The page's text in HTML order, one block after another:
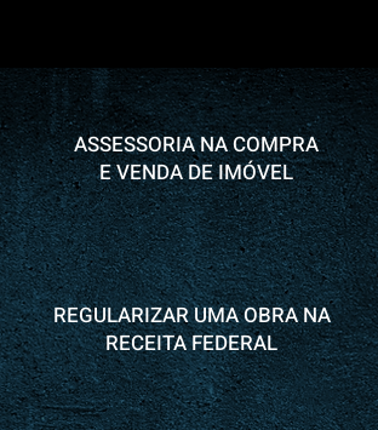
ASSESSORIA NA COMPRA
E VENDA DE IMÓVEL
REGULARIZAR UMA OBRA NA
RECEITA FEDERAL